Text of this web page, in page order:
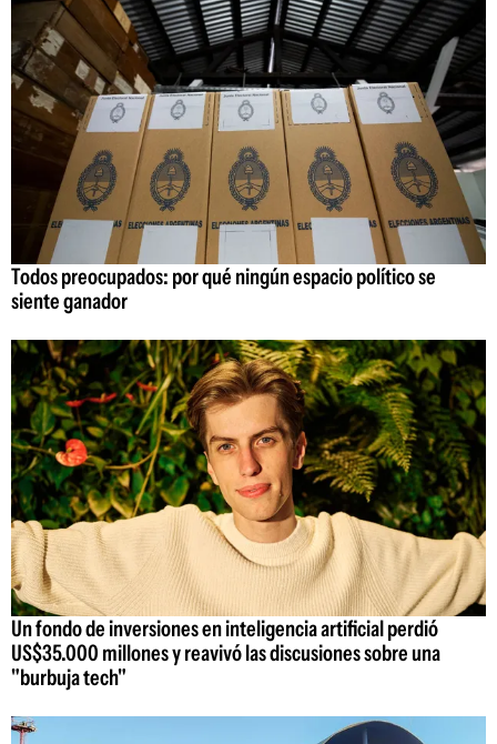
Todos preocupados: por qué ningún espacio político se
siente ganador
Un fondo de inversiones en inteligencia artificial perdió
US$35.000 millones y reavivó las discusiones sobre una
"burbuja tech"